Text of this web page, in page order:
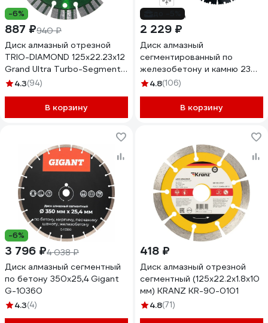
-6%
887 ₽940 ₽
Диск алмазный отрезной
TRIO-DIAMOND 125х22.23x12
Grand Ultra Turbo-Segment
GTS732
4.3(94)
В корзину
2 229 ₽
Диск алмазный
сегментированный по
железобетону и камню 230
мм RAGE Furious 600131
4.8(106)
В корзину
-6%
3 796 ₽4 038 ₽
Диск алмазный сегментный
по бетону 350x25,4 Gigant
G-10360
4.3(4)
418 ₽
Диск алмазный отрезной
сегментный (125x22.2x1.8x10
мм) KRANZ KR-90-0101
4.8(71)